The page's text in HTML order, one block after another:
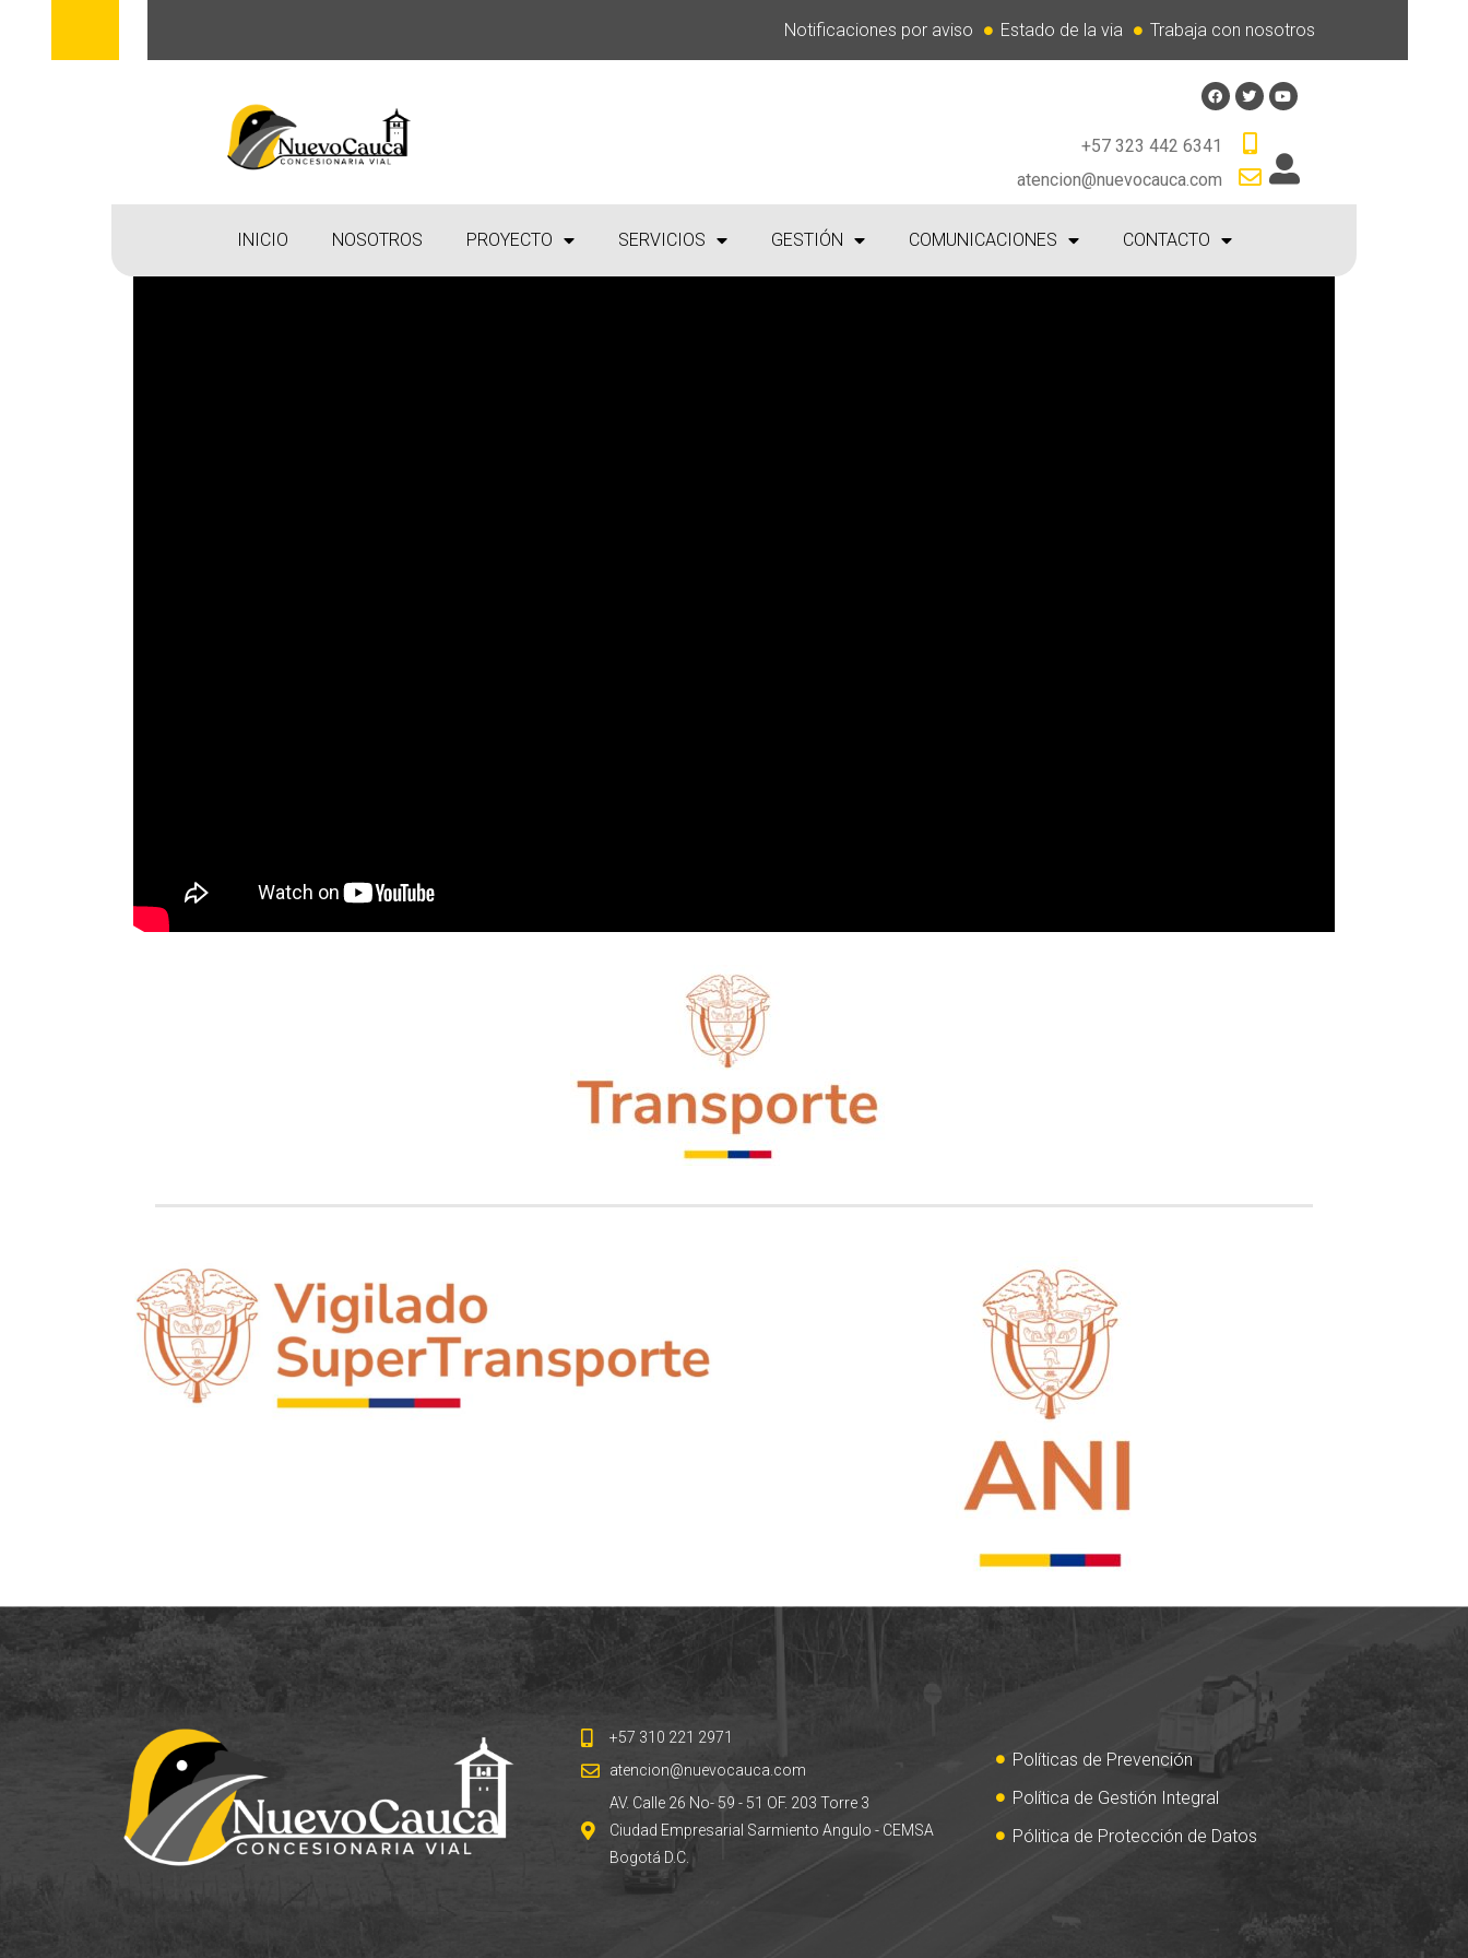
Notificaciones por aviso Estado de la via Trabaja con nosotros
+57 323 442 6341
atencion@nuevocauca.com
INICIO NOSOTROS PROYECTO SERVICIOS GESTIÓN COMUNICACIONES CONTACTO
+57 310 221 2971
atencion@nuevocauca.com
AV. Calle 26 No- 59 - 51 OF. 203 Torre 3
Ciudad Empresarial Sarmiento Angulo - CEMSA
Bogotá D.C.
Políticas de Prevención
Política de Gestión Integral
Pólitica de Protección de Datos